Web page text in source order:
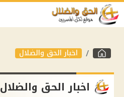
اخبار الحق والضلال
اخبار الحق والضلال